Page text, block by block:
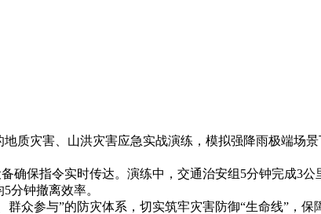
灾害、山洪灾害应急实战演练，模拟强降雨极端场
保指令实时传达。演练中，交通治安组5分钟完成3公
分钟撤离效率。
参与”的防灾体系，切实筑牢灾害防御“生命线”，保